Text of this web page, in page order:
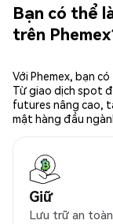
Bạn có thể
trên
Với Phemex, bạn
Từ giao dịch spot
futures nâng cao,
mật hàng đầu
Giữ
Lưu trữ an